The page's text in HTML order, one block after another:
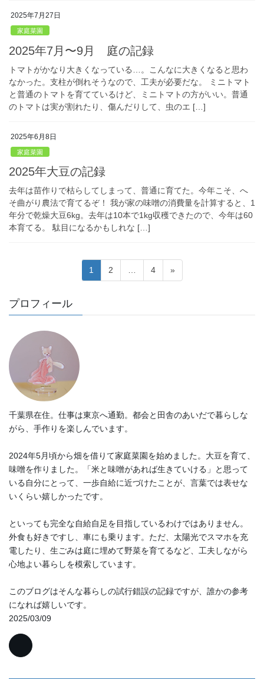
2025年7月27日
家庭菜園
2025年7月〜9月 庭の記録
トマトがかなり大きくなっている…。こんなに大きくなると思わ
なかった。支柱が倒れそうなので、工夫が必要だな。 ミニトマト
と普通のトマトを育てているけど、ミニトマトの方がいい。普通
のトマトは実が割れたり、傷んだりして、虫のエ […]
2025年6月8日
家庭菜園
2025年大豆の記録
去年は苗作りで枯らしてしまって、普通に育てた。今年こそ、へ
そ曲がり農法で育てるぞ！ 我が家の味噌の消費量を計算すると、1
年分で乾燥大豆6kg。去年は10本で1kg収穫できたので、今年は60
本育てる。 駄目になるかもしれな […]
の
ペ
ー
ジ
送
り
固
定
1
固
定
2
固
定
4 »
プロフィール
千葉県在住。仕事は東京へ通勤。都会と田舎のあいだで暮らしな
がら、手作りを楽しんでいます。
2024年5月頃から畑を借りて家庭菜園を始めました。大豆を育て、
味噌を作りました。「米と味噌があれば生きていける」と思って
いる自分にとって、一歩自給に近づけたことが、言葉では表せな
いくらい嬉しかったです。
といっても完全な自給自足を目指しているわけではありません。
外食も好きですし、車にも乗ります。ただ、太陽光でスマホを充
電したり、生ごみは庭に埋めて野菜を育てるなど、工夫しながら
心地よい暮らしを模索しています。
このブログはそんな暮らしの試行錯誤の記録ですが、誰かの参考
になれば嬉しいです。
2025/03/09